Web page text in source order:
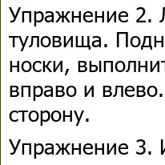
Упражнение 2.
туловища.
носки,
вправо и
сторону.
Упражнение 3.